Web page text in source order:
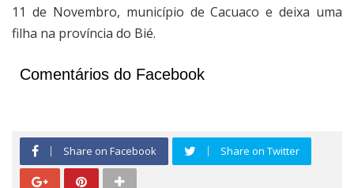
11 de Novembro, município de Cacuaco e deixa uma
filha na província do Bié.
Comentários do Facebook
Share on Facebook Share on Twitter